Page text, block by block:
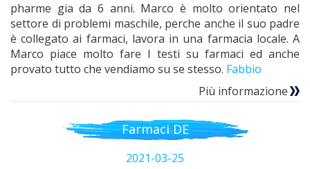
pharme gia da 6 anni. Marco è molto orientato nel
settore di problemi maschile, perche anche il suo padre
è collegato ai farmaci, lavora in una farmacia locale. A
Marco piace molto fare I testi su farmaci ed anche
provato tutto che vendiamo su se stesso. Fabbio
Più informazione
Farmaci DE
2021-03-25